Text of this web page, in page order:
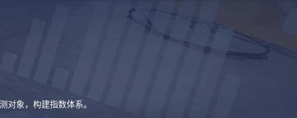
象，构建指数体系。